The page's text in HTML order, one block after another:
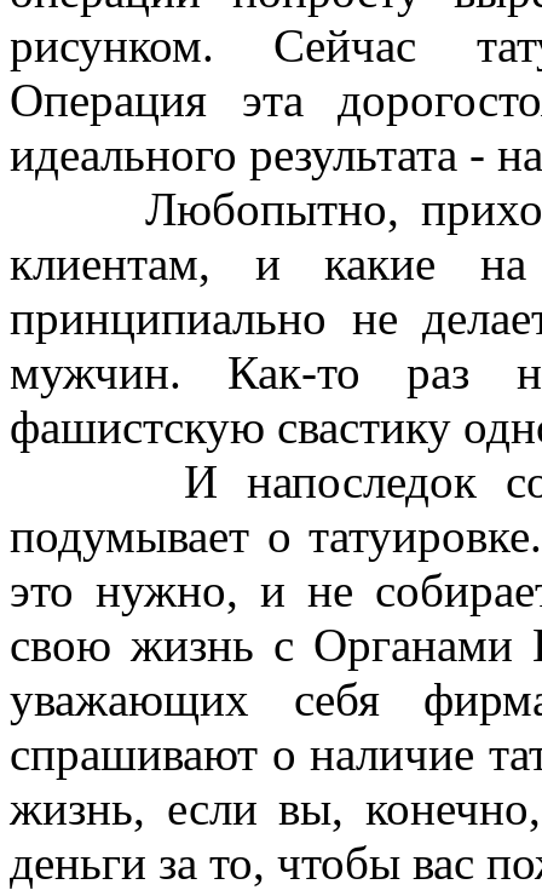
рисунком. Сейчас
Операция эта
идеального результата -
Любопытно,
клиентам, и какие
принципиально не
мужчин. Как-то раз
фашистскую свастику
И напоследок
подумывает о
это нужно, и не
свою жизнь с Органами
уважающих себя
спрашивают о наличие
жизнь, если вы,
деньги за то, чтобы вас